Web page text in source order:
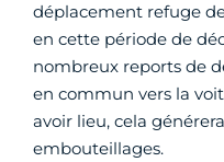
déplacement refuge
en cette période de
nombreux reports de
en commun vers la
avoir lieu, cela
embouteillages.